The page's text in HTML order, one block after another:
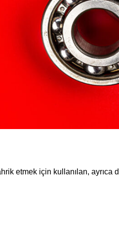
etmek için kullanılan, ayrıca